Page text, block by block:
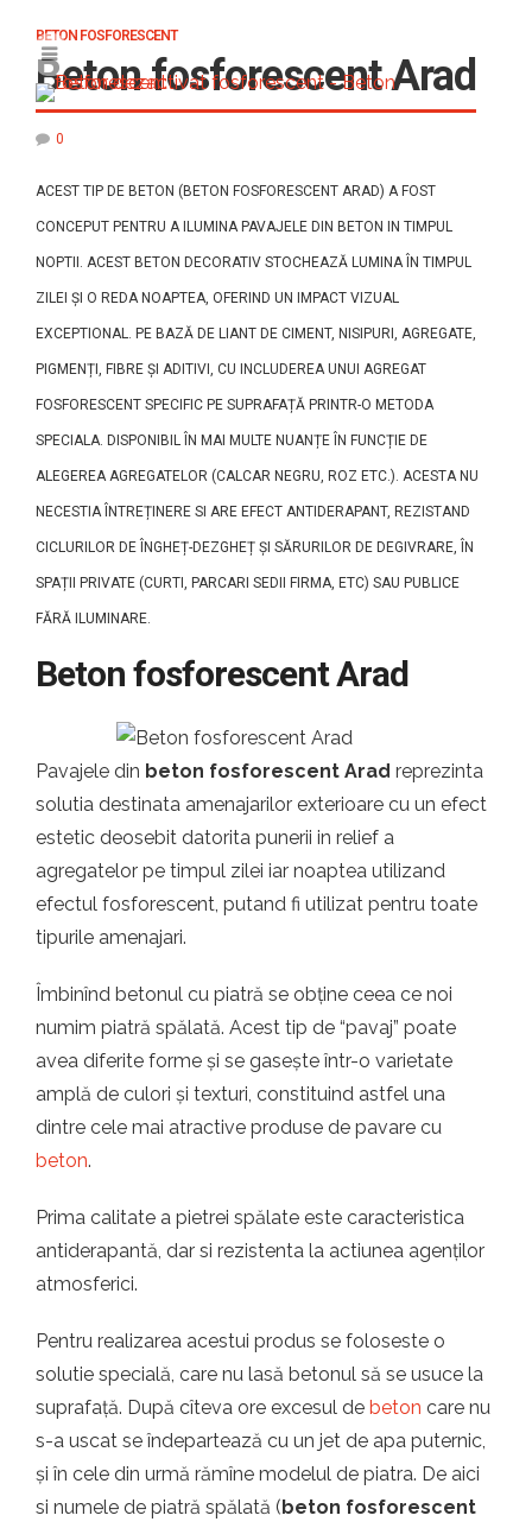
BETON FOSFORESCENT
Beton fosforescent Arad
0
ACEST TIP DE BETON (BETON FOSFORESCENT ARAD) A FOST
CONCEPUT PENTRU A ILUMINA PAVAJELE DIN BETON IN TIMPUL
NOPTII. ACEST BETON DECORATIV STOCHEAZĂ LUMINA ÎN TIMPUL
ZILEI ȘI O REDA NOAPTEA, OFERIND UN IMPACT VIZUAL
EXCEPTIONAL. PE BAZĂ DE LIANT DE CIMENT, NISIPURI, AGREGATE,
PIGMENȚI, FIBRE ȘI ADITIVI, CU INCLUDEREA UNUI AGREGAT
FOSFORESCENT SPECIFIC PE SUPRAFAȚĂ PRINTR-O METODA
SPECIALA. DISPONIBIL ÎN MAI MULTE NUANȚE ÎN FUNCȚIE DE
ALEGEREA AGREGATELOR (CALCAR NEGRU, ROZ ETC.). ACESTA NU
NECESTIA ÎNTREȚINERE SI ARE EFECT ANTIDERAPANT, REZISTAND
CICLURILOR DE ÎNGHEȚ-DEZGHEȚ ȘI SĂRURILOR DE DEGIVRARE, ÎN
SPAȚII PRIVATE (CURTI, PARCARI SEDII FIRMA, ETC) SAU PUBLICE
FĂRĂ ILUMINARE.
Beton fosforescent Arad
Pavajele din beton fosforescent Arad reprezinta
solutia destinata amenajarilor exterioare cu un efect
estetic deosebit datorita punerii in relief a
agregatelor pe timpul zilei iar noaptea utilizand
efectul fosforescent, putand fi utilizat pentru toate
tipurile amenajari.
Îmbinînd betonul cu piatră se obține ceea ce noi
numim piatră spălată. Acest tip de “pavaj” poate
avea diferite forme și se gasește într-o varietate
amplă de culori și texturi, constituind astfel una
dintre cele mai atractive produse de pavare cu
beton.
Prima calitate a pietrei spălate este caracteristica
antiderapantă, dar si rezistenta la actiunea agenților
atmosferici.
Pentru realizarea acestui produs se foloseste o
solutie specială, care nu lasă betonul să se usuce la
suprafață. După cîteva ore excesul de beton care nu
s-a uscat se îndepartează cu un jet de apa puternic,
și în cele din urmă rămîne modelul de piatra. De aici
si numele de piatră spălată (beton fosforescent